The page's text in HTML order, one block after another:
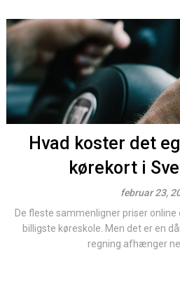
Hvad koster det
kørekort i
februar 23,
De fleste sammenligner priser
billigste køreskole. Men det er en
regning afhænger